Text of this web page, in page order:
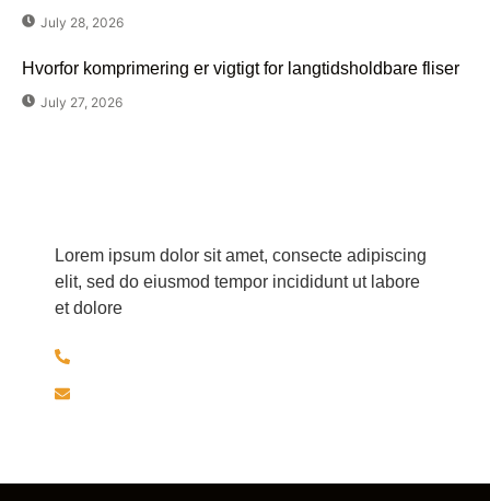
July 28, 2026
Hvorfor komprimering er vigtigt for langtidsholdbare fliser
July 27, 2026
Lorem ipsum dolor sit amet, consecte adipiscing
elit, sed do eiusmod tempor incididunt ut labore
et dolore